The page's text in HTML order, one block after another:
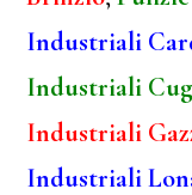
Industriali
Industriali
Industriali
Industriali